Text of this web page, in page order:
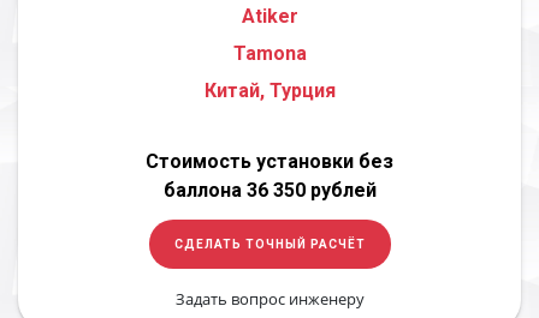
Atiker
Tamona
Китай, Турция
Стоимость установки без
баллона 36 350 рублей
СДЕЛАТЬ ТОЧНЫЙ РАСЧЁТ
Задать вопрос инженеру